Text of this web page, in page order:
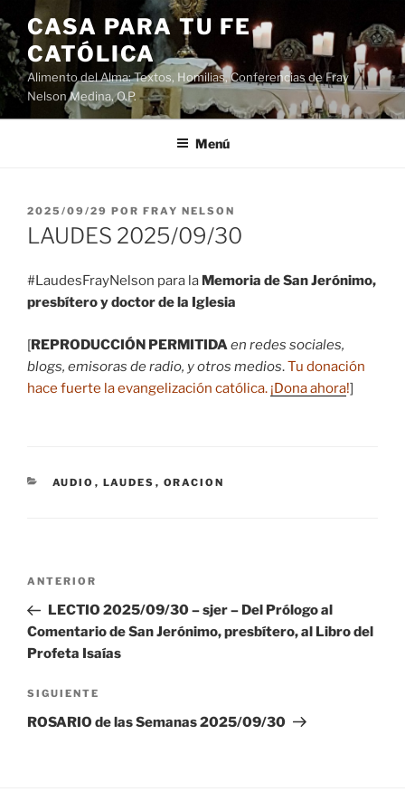
Saltar
al
contenido
CASA PARA TU FE
CATÓLICA
Alimento del Alma: Textos, Homilias, Conferencias de Fray
Nelson Medina, O.P.
Menú
PUBLICADO
EL
2025/09/29 POR FRAY NELSON
LAUDES 2025/09/30
#LaudesFrayNelson para la Memoria de San Jerónimo,
presbítero y doctor de la Iglesia
[REPRODUCCIÓN PERMITIDAen redes sociales,
blogs, emisoras de radio, y otros medios.Tu donación
hace fuerte la evangelización católica. ¡Dona ahora!]
CATEGORÍAS
AUDIO , LAUDES , ORACION
Navegación
entradas
Entrada
anterior:
ANTERIOR
LECTIO 2025/09/30 – sjer – Del Prólogo al
Comentario de San Jerónimo, presbítero, al Libro del
Profeta Isaías
Siguiente
entrada
SIGUIENTE
ROSARIO de las Semanas 2025/09/30